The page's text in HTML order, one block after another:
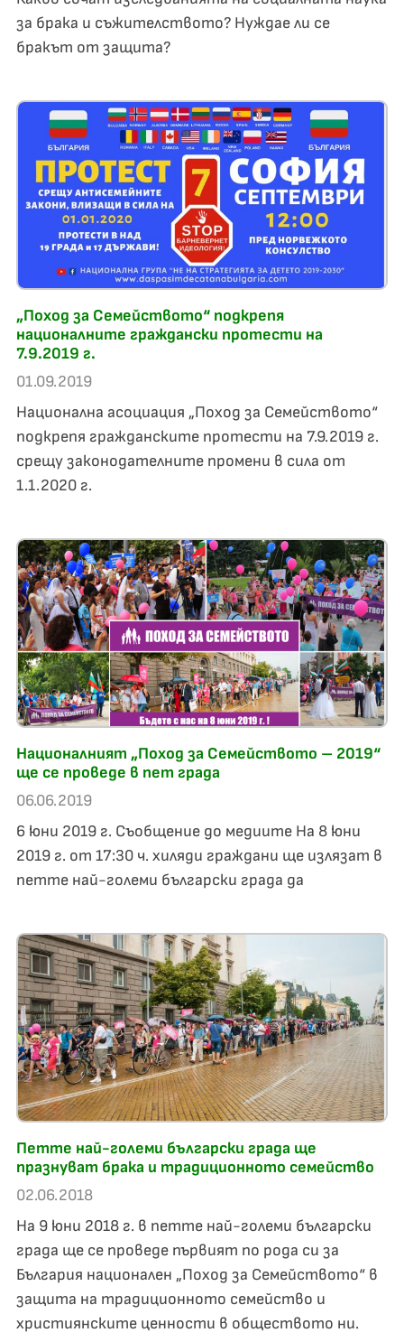
за брака и съжителството? Нуждае ли се
бракът от защита?
„Поход за Семейството“ подкрепя
националните граждански протести на
7.9.2019 г.
01.09.2019
Национална асоциация „Поход за Семейството“
подкрепя гражданските протести на 7.9.2019 г.
срещу законодателните промени в сила от
1.1.2020 г.
Националният „Поход за Семейството – 2019“
ще се проведе в пет града
06.06.2019
6 юни 2019 г. Съобщение до медиите На 8 юни
2019 г. от 17:30 ч. хиляди граждани ще излязат в
петте най-големи български града да
Петте най-големи български града ще
празнуват брака и традиционното семейство
02.06.2018
На 9 юни 2018 г. в петте най-големи български
града ще се проведе първият по рода си за
България национален „Поход за Семейството“ в
защита на традиционното семейство и
християнските ценности в обществото ни.